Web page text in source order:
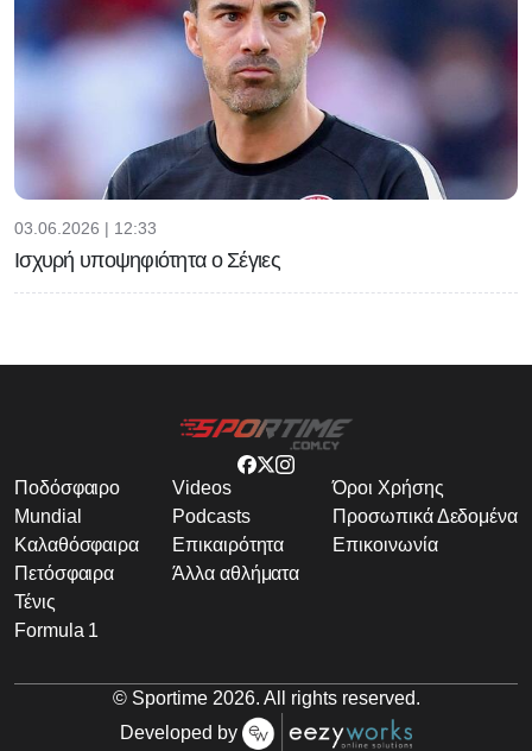
03.06.2026 | 12:33
Ισχυρή υποψηφιότητα ο Σέγιες
Ποδόσφαιρο
Mundial
Καλαθόσφαιρα
Πετόσφαιρα
Τένις
Formula 1
Videos
Podcasts
Επικαιρότητα
Άλλα αθλήματα
Όροι Χρήσης
Προσωπικά Δεδομένα
Επικοινωνία
© Sportime 2026. All rights reserved.
Developed by